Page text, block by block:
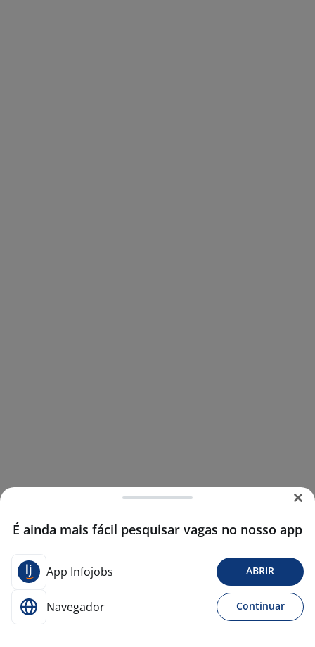
É ainda mais fácil pesquisar vagas no nosso app
App Infojobs ABRIR
Navegador Continuar